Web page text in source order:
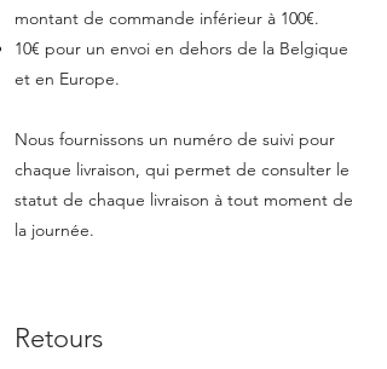
Retours
montant de commande inférieur à 100€.
10€ pour un envoi en dehors de la Belgique
et en Europe.
Nous fournissons un numéro de suivi pour
chaque livraison, qui permet de consulter le
statut de chaque livraison à tout moment de
la journée.